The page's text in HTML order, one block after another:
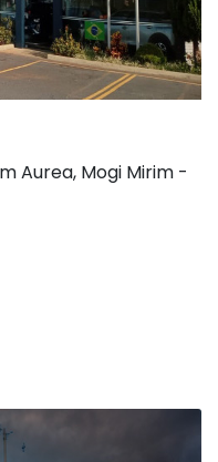
Aurea, Mogi Mirim -